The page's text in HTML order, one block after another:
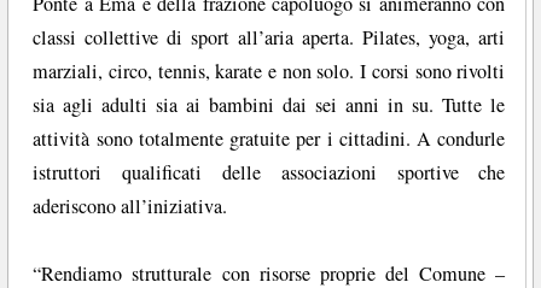
classi collettive di sport all’aria aperta. Pilates, yoga, arti
marziali, circo, tennis, karate e non solo. I corsi sono rivolti
sia agli adulti sia ai bambini dai sei anni in su. Tutte le
attività sono totalmente gratuite per i cittadini. A condurle
istruttori qualificati delle associazioni sportive che
aderiscono all’iniziativa.
“Rendiamo strutturale con risorse proprie del Comune –